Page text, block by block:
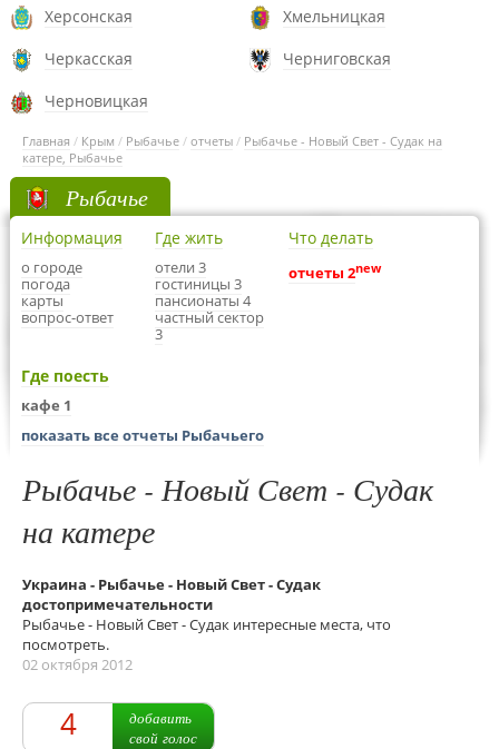
Херсонская
Хмельницкая
Черкасская
Черниговская
Черновицкая
Главная / Крым / Рыбачье / отчеты / Рыбачье - Новый Свет - Судак на
катере, Рыбачье
Рыбачье
Информация
о городе
погода
карты
вопрос-ответ
Где жить
отели 3
гостиницы 3
пансионаты 4
частный сектор
3
Что делать
отчеты 2new
Где поесть
кафе 1
показать все отчеты Рыбачьего
Рыбачье - Новый Свет - Судак
на катере
Украина - Рыбачье - Новый Свет - Судак
достопримечательности
Рыбачье - Новый Свет - Судак интересные места, что
посмотреть.
02 октября 2012
4
добавить
свой голос